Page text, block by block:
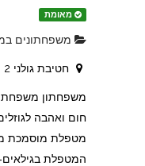
מאומת
משפחתונים
חטיבת גולני 2 מודיעין
משפחתון
חום ואהבה
מטפלת מוסמכת מזה כ-13 שנים
המטפלת בגילאים-4 חודשים ועד שנה ו-8